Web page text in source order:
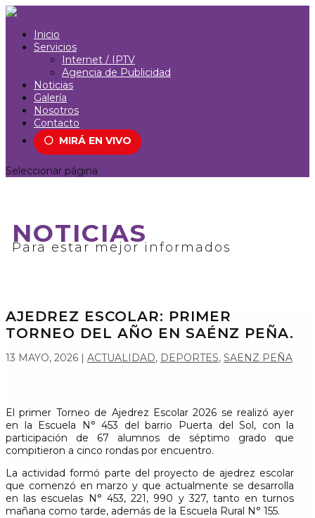
Inicio
Servicios
Internet / IPTV
Agencia de Publicidad
Noticias
Galería
Nosotros
Contacto
⚪ MIRÁ EN VIVO
Seleccionar página
NOTICIAS
Para estar mejor informados
AJEDREZ ESCOLAR: PRIMER
TORNEO DEL AÑO EN SAÉNZ PEÑA.
13 MAYO, 2026 | ACTUALIDAD, DEPORTES, SAENZ PEÑA
El primer Torneo de Ajedrez Escolar 2026 se realizó ayer
en la Escuela N° 453 del barrio Puerta del Sol, con la
participación de 67 alumnos de séptimo grado que
compitieron a cinco rondas por encuentro.
La actividad formó parte del proyecto de ajedrez escolar
que comenzó en marzo y que actualmente se desarrolla
en las escuelas N° 453, 221, 990 y 327, tanto en turnos
mañana como tarde, además de la Escuela Rural N° 155.